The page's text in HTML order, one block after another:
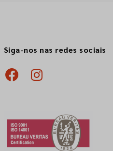
Siga-nos nas redes sociais